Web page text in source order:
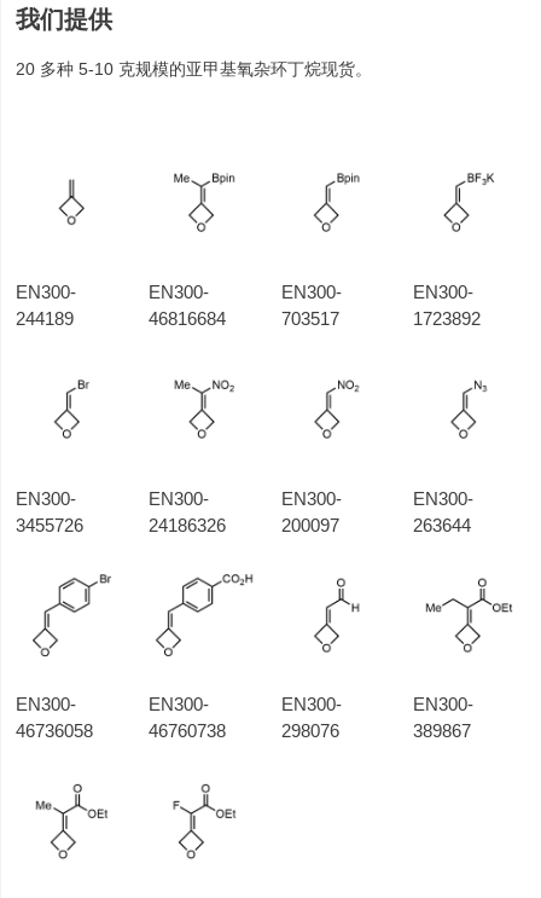
我们提供
20 多种 5-10 克规模的亚甲基氧杂环丁烷现货。
EN300-
244189
EN300-
46816684
EN300-
703517
EN300-
1723892
EN300-
3455726
EN300-
24186326
EN300-
200097
EN300-
263644
EN300-
46736058
EN300-
46760738
EN300-
298076
EN300-
389867